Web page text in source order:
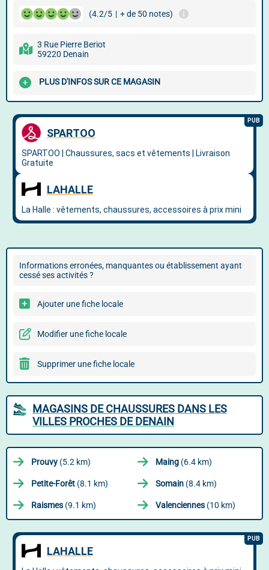
(4.2/5 | + de 50 notes)
3 Rue Pierre Beriot
59220 Denain
PLUS D'INFOS SUR CE MAGASIN
Informations erronées, manquantes ou établissement ayant
cessé ses activités ?
Ajouter une fiche locale
Modifier une fiche locale
Supprimer une fiche locale
MAGASINS DE CHAUSSURES DANS LES
VILLES PROCHES DE DENAIN
Prouvy (5.2 km) Maing (6.4 km)
Petite-Forêt (8.1 km) Somain (8.4 km)
Raismes (9.1 km) Valenciennes (10 km)